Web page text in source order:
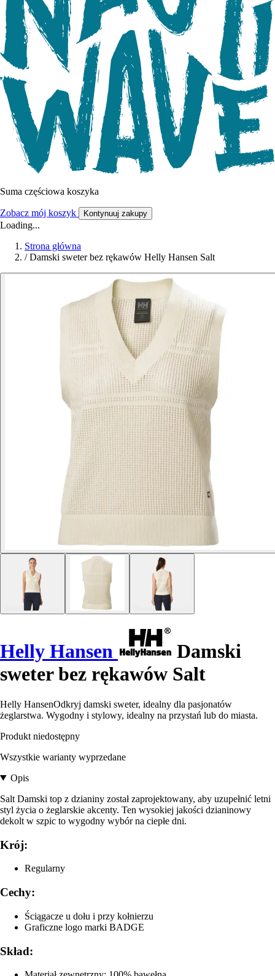
Suma częściowa koszyka
Zobacz mój koszyk Kontynuuj zakupy
Loading...
Strona główna
/ Damski sweter bez rękawów Helly Hansen Salt
Helly Hansen
Damski
sweter bez rękawów Salt
Helly HansenOdkryj damski sweter, idealny dla pasjonatów
żeglarstwa. Wygodny i stylowy, idealny na przystań lub do miasta.
Produkt niedostępny
Wszystkie warianty wyprzedane
Opis
Salt Damski top z dzianiny został zaprojektowany, aby uzupełnić letni
styl życia o żeglarskie akcenty. Ten wysokiej jakości dzianinowy
dekolt w szpic to wygodny wybór na ciepłe dni.
Krój:
Regularny
Cechy:
Ściągacze u dołu i przy kołnierzu
Graficzne logo marki BADGE
Skład: